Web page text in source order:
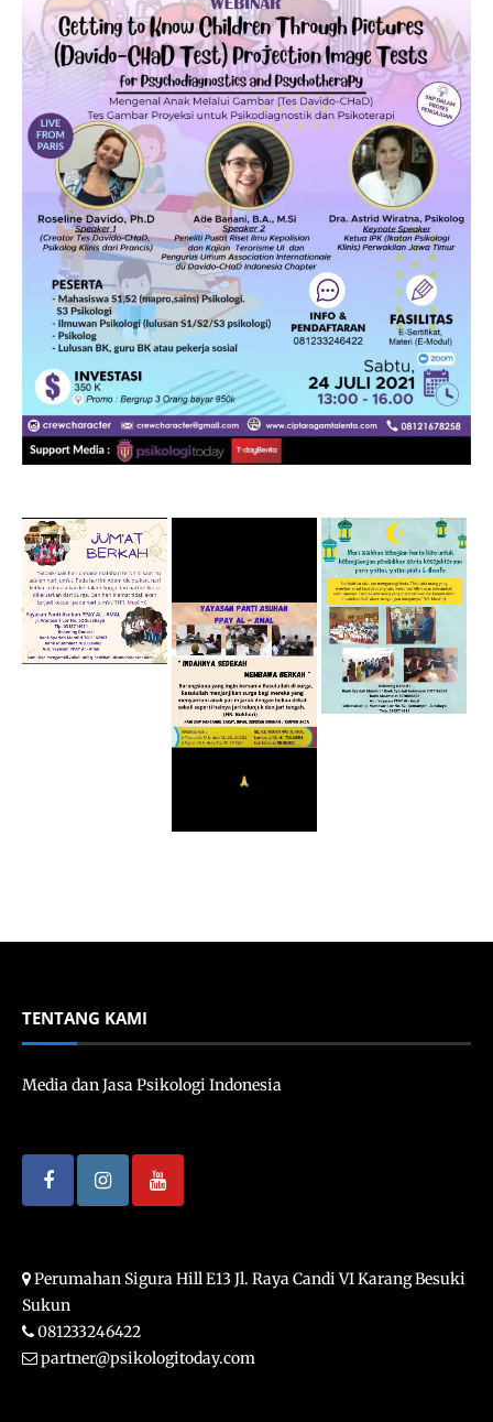
TENTANG KAMI
Media dan Jasa Psikologi Indonesia
Perumahan Sigura Hill E13 Jl. Raya Candi VI Karang Besuki
Sukun
081233246422
partner@psikologitoday.com